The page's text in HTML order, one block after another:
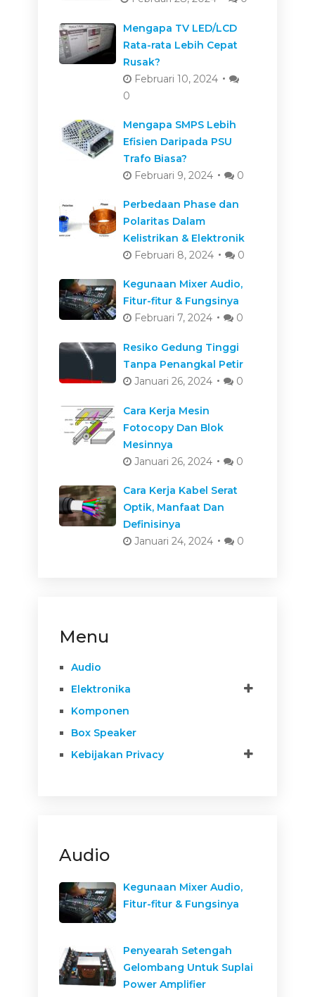
Mengapa TV LED/LCD
Rata-rata Lebih Cepat
Rusak?
Februari 10, 2024
0
Mengapa SMPS Lebih
Efisien Daripada PSU
Trafo Biasa?
Februari 9, 2024
0
Perbedaan Phase dan
Polaritas Dalam
Kelistrikan & Elektronik
Februari 8, 2024
0
Kegunaan Mixer Audio,
Fitur-fitur & Fungsinya
Februari 7, 2024
0
Resiko Gedung Tinggi
Tanpa Penangkal Petir
Januari 26, 2024
0
Cara Kerja Mesin
Fotocopy Dan Blok
Mesinnya
Januari 26, 2024
0
Cara Kerja Kabel Serat
Optik, Manfaat Dan
Definisinya
Januari 24, 2024
0
Menu
Audio
Elektronika
Komponen
Box Speaker
Kebijakan Privacy
Audio
Kegunaan Mixer Audio,
Fitur-fitur & Fungsinya
Penyearah Setengah
Gelombang Untuk Suplai
Power Amplifier